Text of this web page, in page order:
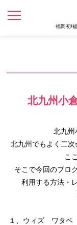
福岡初!
北九州小
北九州
北九州でもよく二
こ
そこで今回のブロ
利用する方法・
１、ウィズ ワタベ